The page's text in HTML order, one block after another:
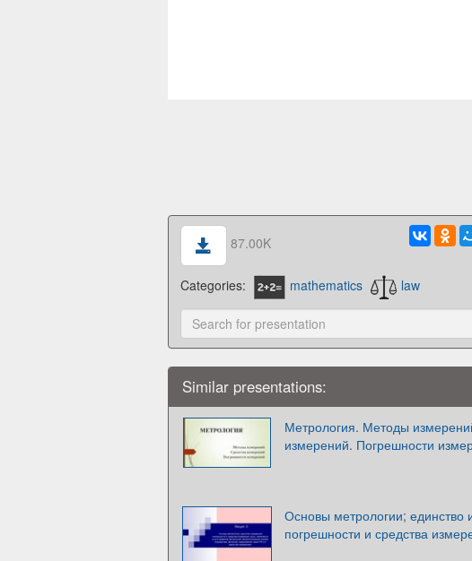
87.00K
Categories: mathematics law
Similar presentations:
Метрология. Методы
измерений. Погрешности
Основы метрологии; единство
погрешности и средства